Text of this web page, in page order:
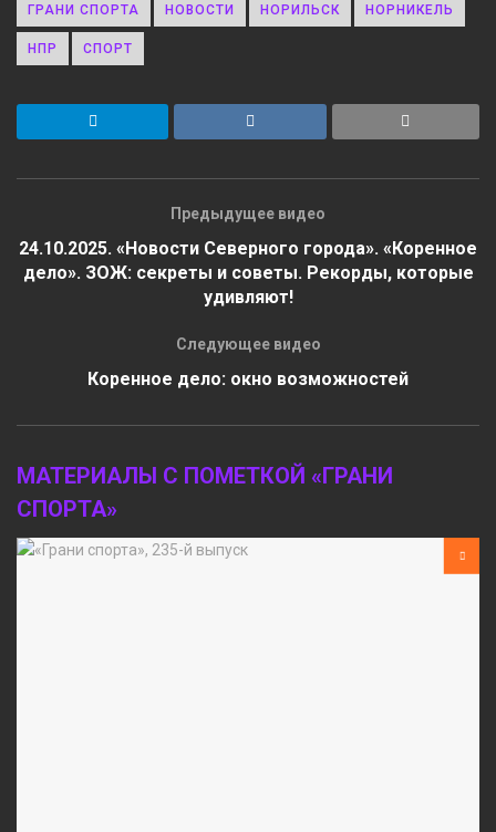
ГРАНИ СПОРТА НОВОСТИ НОРИЛЬСК НОРНИКЕЛЬ
НПР СПОРТ
Предыдущее видео
24.10.2025. «Новости Северного города». «Коренное
дело». ЗОЖ: секреты и советы. Рекорды, которые
удивляют!
Следующее видео
Коренное дело: окно возможностей
МАТЕРИАЛЫ С ПОМЕТКОЙ «ГРАНИ
СПОРТА»